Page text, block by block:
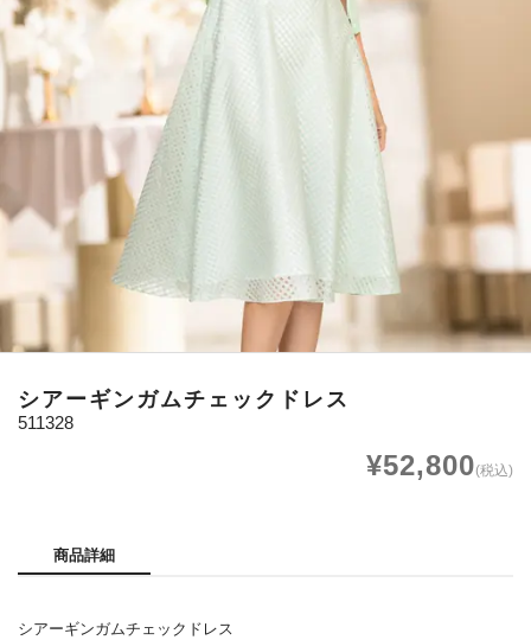
シアーギンガムチェックドレス
511328
¥52,800(税込)
商品詳細
シアーギンガムチェックドレス